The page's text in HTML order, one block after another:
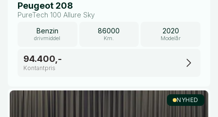
Peugeot 208
PureTech 100 Allure Sky
Benzin
drivmiddel
86000
Km.
2020
Modelår
94.400,-
Kontantpris
NYHED